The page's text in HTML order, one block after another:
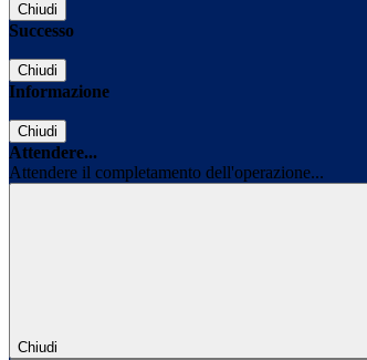
Chiudi
Successo
Chiudi
Informazione
Chiudi
Attendere...
Attendere il completamento dell'operazione...
Chiudi